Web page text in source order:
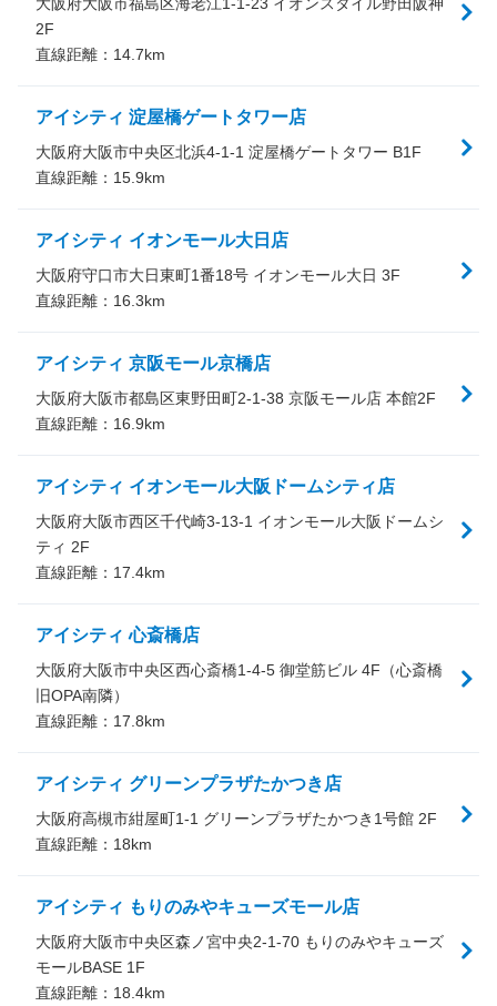
2F
直線距離： 14.7km
アイシティ 淀屋橋ゲートタワー店
大阪府大阪市中央区北浜4-1-1 淀屋橋ゲートタワー B1F
直線距離： 15.9km
アイシティ イオンモール大日店
大阪府守口市大日東町1番18号 イオンモール大日 3F
直線距離： 16.3km
アイシティ 京阪モール京橋店
大阪府大阪市都島区東野田町2-1-38 京阪モール店 本館2F
直線距離： 16.9km
アイシティ イオンモール大阪ドームシティ店
大阪府大阪市西区千代崎3-13-1 イオンモール大阪ドームシ
ティ 2F
直線距離： 17.4km
アイシティ 心斎橋店
大阪府大阪市中央区西心斎橋1-4-5 御堂筋ビル 4F（心斎橋
旧OPA南隣）
直線距離： 17.8km
アイシティ グリーンプラザたかつき店
大阪府高槻市紺屋町1-1 グリーンプラザたかつき1号館 2F
直線距離： 18km
アイシティ もりのみやキューズモール店
大阪府大阪市中央区森ノ宮中央2-1-70 もりのみやキューズ
モールBASE 1F
直線距離： 18.4km